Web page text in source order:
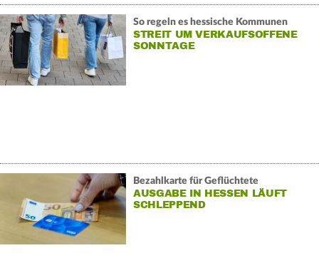
So regeln es hessische Kommunen
STREIT UM VERKAUFSOFFENE
SONNTAGE
Bezahlkarte für Geflüchtete
AUSGABE IN HESSEN LÄUFT
SCHLEPPEND